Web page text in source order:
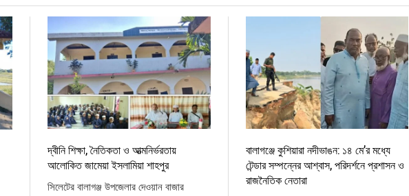
দ্বীনি শিক্ষা, নৈতিকতা ও আত্মনির্ভরতায়
আলোকিত জামেয়া ইসলামিয়া শাহপুর
সিলেটের বালাগঞ্জ উপজেলার দেওয়ান বাজার
বালাগঞ্জে কুশিয়ারা নদীভাঙন: ১৪ মে’র মধ্যে
টেন্ডার সম্পন্নের আশ্বাস, পরিদর্শনে প্রশাসন ও
রাজনৈতিক নেতারা